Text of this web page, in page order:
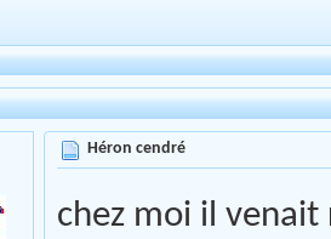
Héron cendré
chez moi il